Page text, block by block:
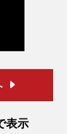
表示